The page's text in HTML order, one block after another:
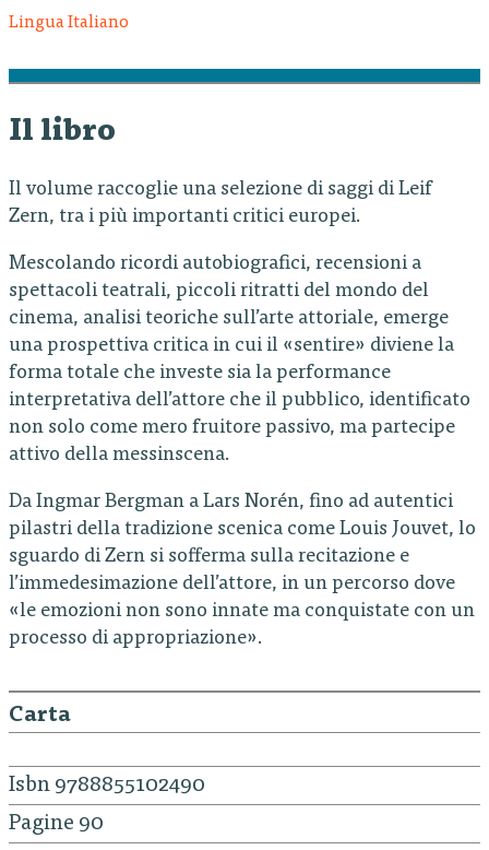
Lingua Italiano
Il libro
Il volume raccoglie una selezione di saggi di Leif
Zern, tra i più importanti critici europei.
Mescolando ricordi autobiografici, recensioni a
spettacoli teatrali, piccoli ritratti del mondo del
cinema, analisi teoriche sull’arte attoriale, emerge
una prospettiva critica in cui il «sentire» diviene la
forma totale che investe sia la performance
interpretativa dell’attore che il pubblico, identificato
non solo come mero fruitore passivo, ma partecipe
attivo della messinscena.
Da Ingmar Bergman a Lars Norén, fino ad autentici
pilastri della tradizione scenica come Louis Jouvet, lo
sguardo di Zern si sofferma sulla recitazione e
l’immedesimazione dell’attore, in un percorso dove
«le emozioni non sono innate ma conquistate con un
processo di appropriazione».
Carta
Isbn 9788855102490
Pagine 90